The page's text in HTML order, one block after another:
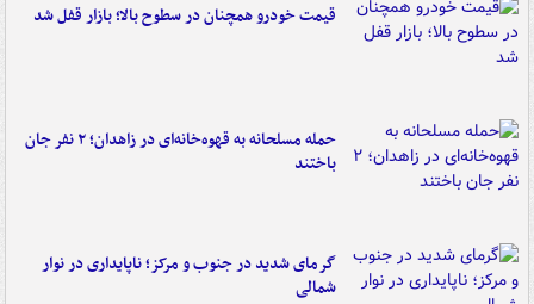
قیمت خودرو همچنان در سطوح بالا؛ بازار قفل شد
حمله مسلحانه به قهوه‌خانه‌ای در زاهدان؛ ۲ نفر جان
باختند
گرمای شدید در جنوب و مرکز؛ ناپایداری در نوار
شمالی